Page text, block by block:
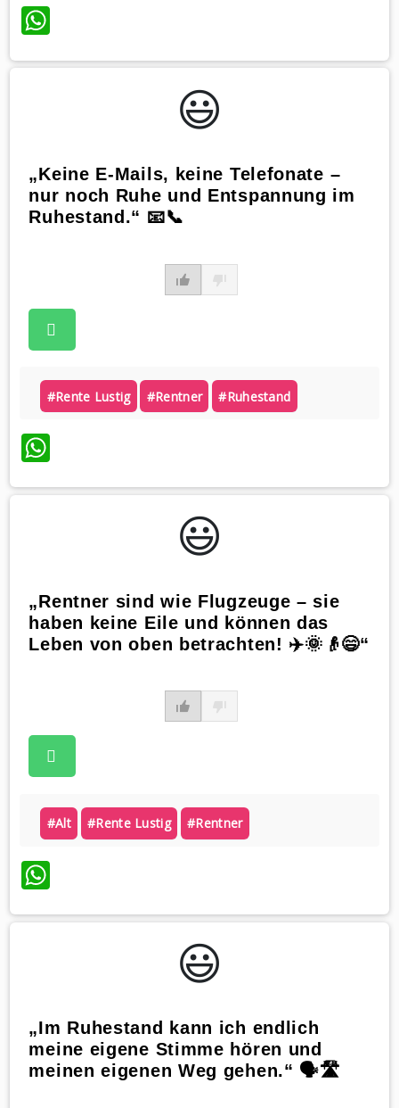
WhatsApp
😃️
„Keine E-Mails, keine Telefonate –
nur noch Ruhe und Entspannung im
Ruhestand.“ 📧📞
#rente Lustig #rentner #ruhestand
WhatsApp
😃️
„Rentner sind wie Flugzeuge – sie
haben keine Eile und können das
Leben von oben betrachten! ✈️🌞👴😄“
#alt #rente Lustig #rentner
WhatsApp
😃️
„Im Ruhestand kann ich endlich
meine eigene Stimme hören und
meinen eigenen Weg gehen.“ 🗣️🛣️